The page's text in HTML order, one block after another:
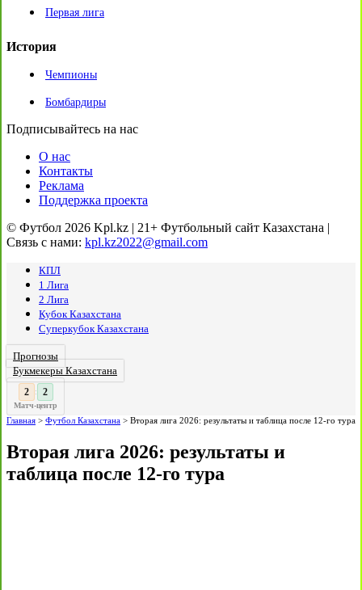
Первая лига
История
Чемпионы
Бомбардиры
Подписывайтесь на нас
О нас
Контакты
Реклама
Поддержка проекта
© Футбол 2026 Kpl.kz | 21+ Футбольный сайт Казахстана |
Связь с нами: kpl.kz2022@gmail.com
КПЛ
1 Лига
2 Лига
Кубок Казахстана
Суперкубок Казахстана
Прогнозы
Букмекеры Казахстана
: 2
Матч-центр
Главная > Футбол Казахстана > Вторая лига 2026: результаты и таблица после 12-го тура
Вторая лига 2026: результаты и
таблица после 12-го тура